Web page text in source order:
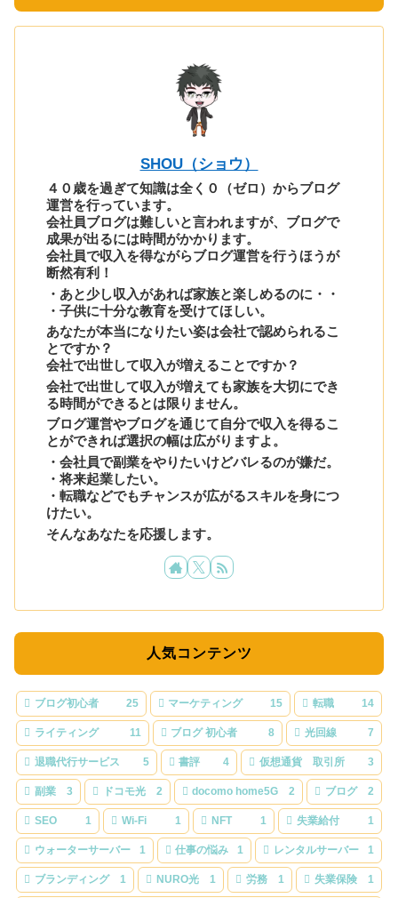
SHOU（ショウ）
４０歳を過ぎて知識は全く０（ゼロ）からブログ
運営を行っています。
会社員ブログは難しいと言われますが、ブログで
成果が出るには時間がかかります。
会社員で収入を得ながらブログ運営を行うほうが
断然有利！
・あと少し収入があれば家族と楽しめるのに・・
・子供に十分な教育を受けてほしい。
あなたが本当になりたい姿は会社で認められるこ
とですか？
会社で出世して収入が増えることですか？
会社で出世して収入が増えても家族を大切にでき
る時間ができるとは限りません。
ブログ運営やブログを通じて自分で収入を得るこ
とができれば選択の幅は広がりますよ。
・会社員で副業をやりたいけどバレるのが嫌だ。
・将来起業したい。
・転職などでもチャンスが広がるスキルを身につ
けたい。
そんなあなたを応援します。
人気コンテンツ
ブログ初心者 25 マーケティング 15 転職 14
ライティング 11 ブログ 初心者 8 光回線 7
退職代行サービス 5 書評 4 仮想通貨 取引所 3
副業 3 ドコモ光 2 docomo home5G 2 ブログ 2
SEO 1 Wi-Fi 1 NFT 1 失業給付 1
ウォーターサーバー 1 仕事の悩み 1 レンタルサーバー 1
ブランディング 1 NURO光 1 労務 1 失業保険 1